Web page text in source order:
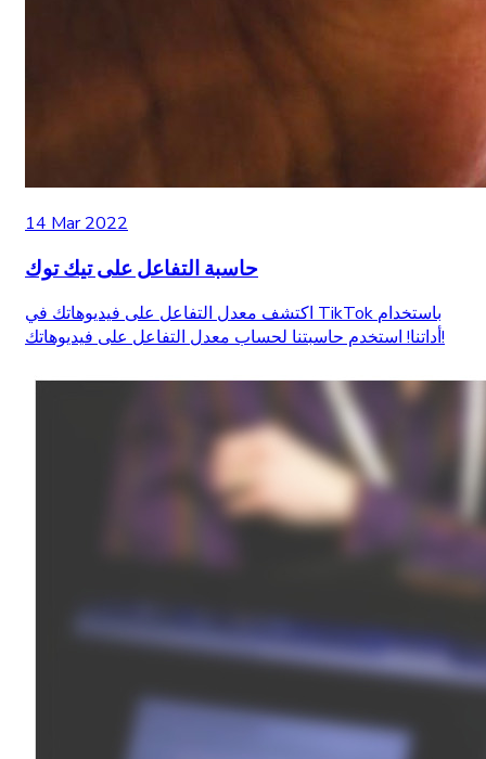
14 Mar 2022
حاسبة التفاعل على تيك توك
اكتشف معدل التفاعل على فيديوهاتك في TikTok باستخدام
أداتنا! استخدم حاسبتنا لحساب معدل التفاعل على فيديوهاتك!